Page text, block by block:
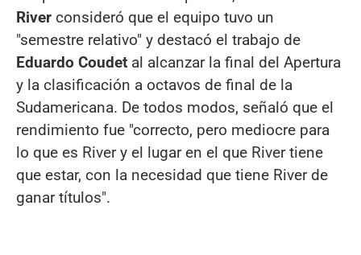
River consideró que el equipo tuvo un
"semestre relativo" y destacó el trabajo de
Eduardo Coudet al alcanzar la final del Apertura
y la clasificación a octavos de final de la
Sudamericana. De todos modos, señaló que el
rendimiento fue "correcto, pero mediocre para
lo que es River y el lugar en el que River tiene
que estar, con la necesidad que tiene River de
ganar títulos".